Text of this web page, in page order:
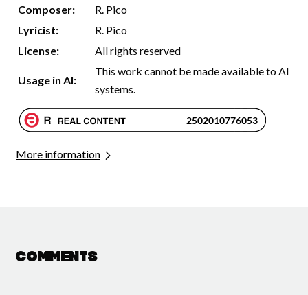
Composer:
R. Pico
Lyricist:
R. Pico
License:
All rights reserved
Usage in AI:
This work cannot be made available to AI
systems.
More information
Comments